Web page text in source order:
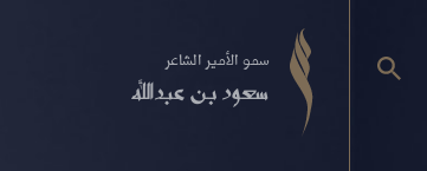
سمو الأمير الشاعر
سعود بن عبدالله